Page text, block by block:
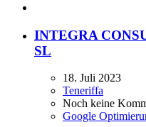
INTEGRA
SL
18. Juli 2023
Teneriffa
Noch keine
Google